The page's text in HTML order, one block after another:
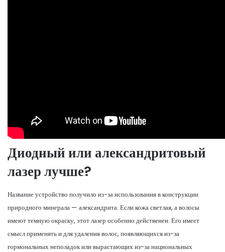
Диодный или александритовый
лазер лучше?
Название устройство получило из-за использования в конструкции
природного минерала — александрита. Если кожа светлая, а волосы
имеют темную окраску, этот лазер особенно действенен. Его имеет
смысл применять и для удаления волос, появляющихся из-за
гормональных неполадок или вырастающих из-за национальных